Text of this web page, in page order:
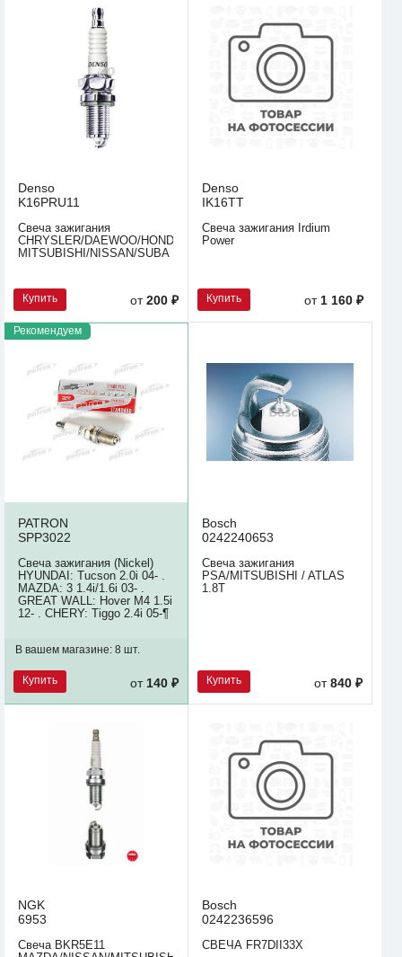
Denso
K16PRU11
Свеча зажигания
CHRYSLER/DAEWOO/HONDA/HYUNDAI/KIA/MAZDA/
MITSUBISHI/NISSAN/SUBA
Купить от200 ₽
Denso
IK16TT
Свеча зажигания Irdium
Power
Купить от1 160 ₽
Рекомендуем
PATRON
SPP3022
Свеча зажигания (Nickel)
HYUNDAI: Tucson 2.0i 04- .
MAZDA: 3 1.4i/1.6i 03- .
GREAT WALL: Hover M4 1.5i
12- . CHERY: Tiggo 2.4i 05-¶
В вашем магазине: 8 шт.
Купить от 140 ₽
Bosch
0242240653
Свеча зажигания
PSA/MITSUBISHI / ATLAS
1.8T
Купить от840 ₽
NGK
6953
Свеча BKR5E11
Bosch
0242236596
СВЕЧА FR7DII33X